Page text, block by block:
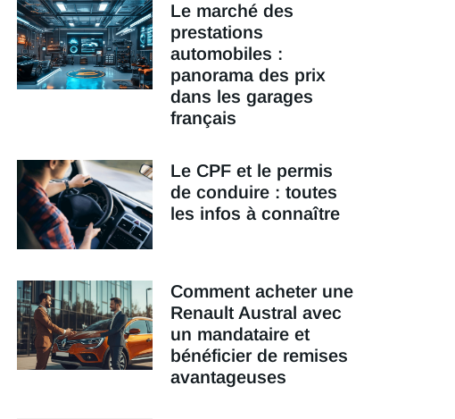
Le marché des
prestations
automobiles :
panorama des prix
dans les garages
français
Le CPF et le permis
de conduire : toutes
les infos à connaître
Comment acheter une
Renault Austral avec
un mandataire et
bénéficier de remises
avantageuses